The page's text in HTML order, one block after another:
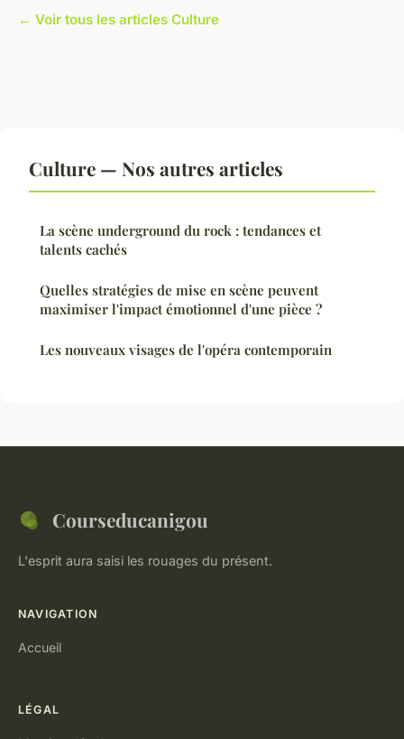
← Voir tous les articles Culture
Culture — Nos autres articles
La scène underground du rock : tendances et
talents cachés
Quelles stratégies de mise en scène peuvent
maximiser l'impact émotionnel d'une pièce ?
Les nouveaux visages de l'opéra contemporain
Courseducanigou
L'esprit aura saisi les rouages du présent.
NAVIGATION
Accueil
LÉGAL